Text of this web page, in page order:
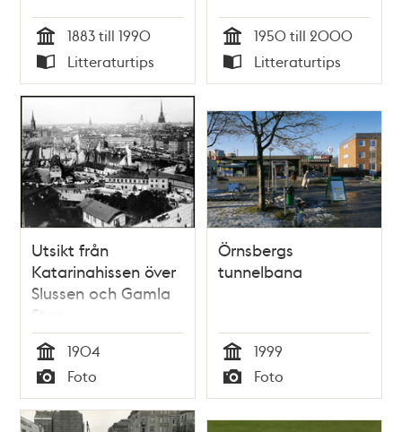
Tid
1883 till 1990
Typ
Litteraturtips Tid
1950 till 2000
Typ
Litteraturtips
Utsikt från
Katarinahissen över
Slussen och Gamla
Stan
Tid
1904
Typ
Foto
Örnsbergs
tunnelbana
Tid
1999
Typ
Foto